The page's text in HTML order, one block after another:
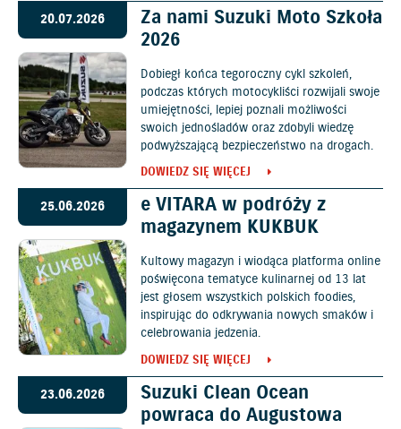
20.07.2026
Za nami Suzuki Moto Szkoła
2026
Dobiegł końca tegoroczny cykl szkoleń,
podczas których motocykliści rozwijali swoje
umiejętności, lepiej poznali możliwości
swoich jednośladów oraz zdobyli wiedzę
podwyższającą bezpieczeństwo na drogach.
DOWIEDZ SIĘ WIĘCEJ
25.06.2026
e VITARA w podróży z
magazynem KUKBUK
Kultowy magazyn i wiodąca platforma online
poświęcona tematyce kulinarnej od 13 lat
jest głosem wszystkich polskich foodies,
inspirując do odkrywania nowych smaków i
celebrowania jedzenia.
DOWIEDZ SIĘ WIĘCEJ
23.06.2026
Suzuki Clean Ocean
powraca do Augustowa